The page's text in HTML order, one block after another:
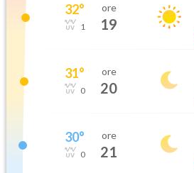
32°
1
ore
19
31°
0
ore
20
30°
0
ore
21